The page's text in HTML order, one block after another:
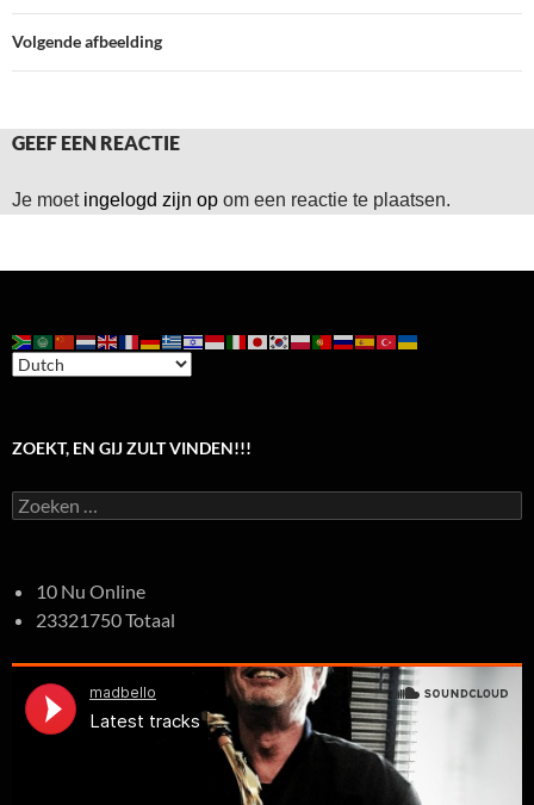
Volgende afbeelding
GEEF EEN REACTIE
Je moet ingelogd zijn op om een reactie te plaatsen.
ZOEKT, EN GIJ ZULT VINDEN!!!
Zoeken
naar:
10 Nu Online
23321750 Totaal